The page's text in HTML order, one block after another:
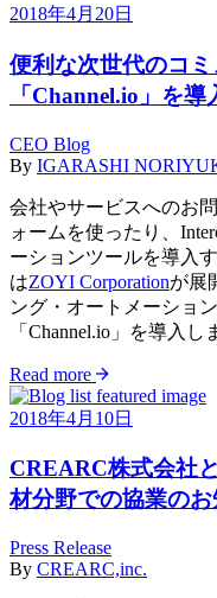
2018年4月20日
便利な次世代のコ
「Channel.io」を導
CEO Blog
By IGARASHI
会社やサービスへのお
ォームを使ったり、
ーションツールを導入
はZOYI Corporationが展
ング・オートメーショ
「Channel.io」を導入し
Read more
2018年4月10日
CREARC株式会社
材分野での協業の
Press Release
By CREARC,inc.